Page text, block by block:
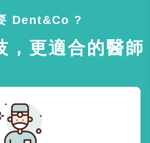
Dent&Co ?
，更適合的醫師